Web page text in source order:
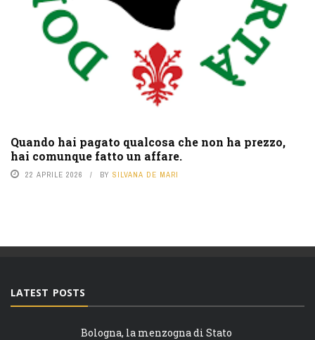
Quando hai pagato qualcosa che non ha prezzo,
hai comunque fatto un affare.
22 APRILE 2026 BY SILVANA DE MARI
LATEST POSTS
Bologna, la menzogna di Stato